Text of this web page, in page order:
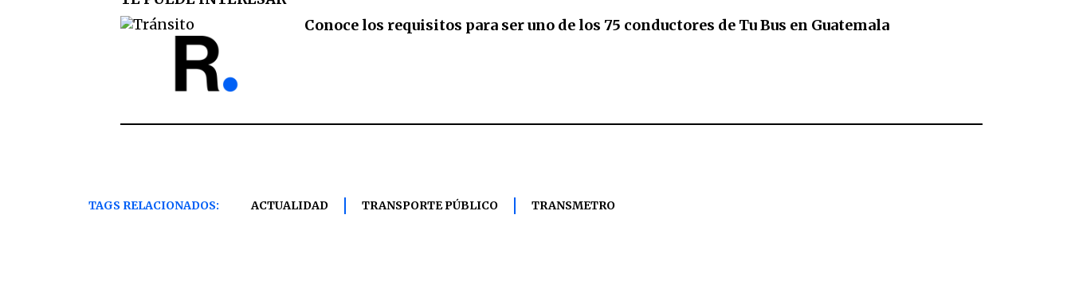
Conoce los requisitos para ser uno de los 75 conductores de Tu Bus en Guatemala
TAGS RELACIONADOS: ACTUALIDAD TRANSPORTE PÚBLICO TRANSMETRO